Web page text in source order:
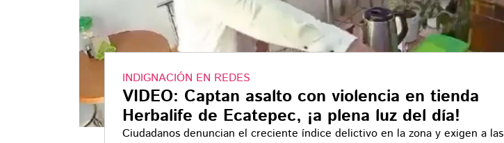
INDIGNACIÓN EN REDES
VIDEO: Captan asalto con violencia en tienda
Herbalife de Ecatepec, ¡a plena luz del día!
Ciudadanos denuncian el creciente índice delictivo en la zona y exigen a las